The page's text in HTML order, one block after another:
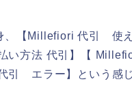
、【Millefiori 代引 使
い方法 代引】【
引 エラー】という感